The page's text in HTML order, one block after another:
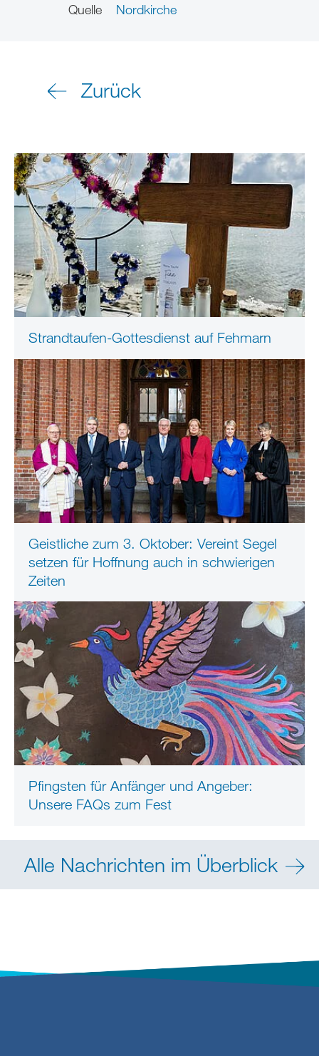
Quelle Nordkirche
Zurück
Strandtaufen-Gottesdienst auf Fehmarn
Geistliche zum 3. Oktober: Vereint Segel
setzen für Hoffnung auch in schwierigen
Zeiten
Pfingsten für Anfänger und Angeber:
Unsere FAQs zum Fest
Alle Nachrichten im Überblick